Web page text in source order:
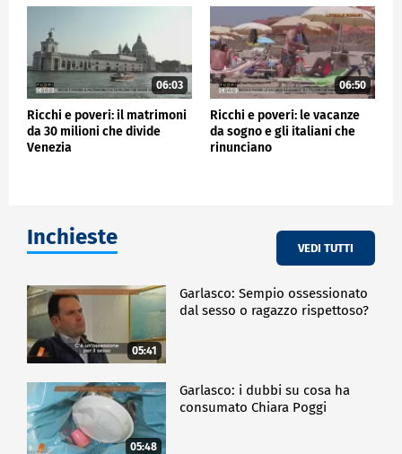
06:03
Ricchi e poveri: il matrimoni
da 30 milioni che divide
Venezia
06:50
Ricchi e poveri: le vacanze
da sogno e gli italiani che
rinunciano
Inchieste VEDI TUTTI
05:41
Garlasco: Sempio ossessionato
dal sesso o ragazzo rispettoso?
05:48
Garlasco: i dubbi su cosa ha
consumato Chiara Poggi